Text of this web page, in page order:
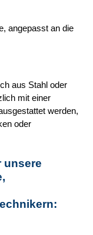
angepasst an die
aus Stahl oder
mit einer
werden,
oder
unsere